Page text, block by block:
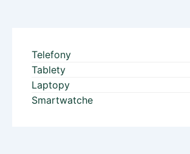
Telefony
Tablety
Laptopy
Smartwatche